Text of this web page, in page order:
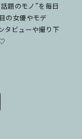
題のモノ”を毎日
の女優やモデ
タビューや撮り下